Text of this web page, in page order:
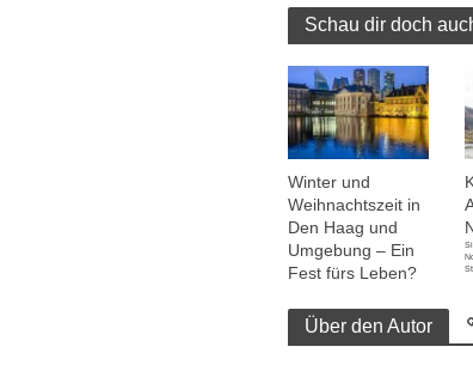
Schau dir doch
Winter und
Weihnachtszeit in
Den Haag und
Umgebung – Ein
Fest fürs Leben?
Über den Autor